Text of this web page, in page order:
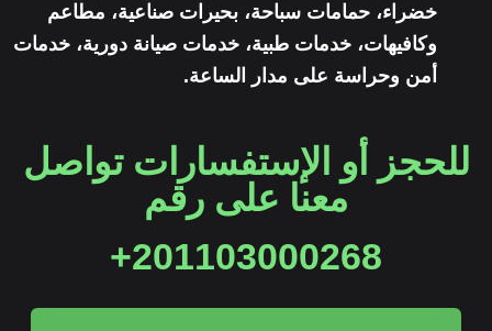
خضراء، حمامات سباحة، بحيرات صناعية، مطاعم
وكافيهات، خدمات طبية، خدمات صيانة دورية، خدمات
أمن وحراسة على مدار الساعة.
للحجز أو الإستفسارات تواصل
معنا على رقم
201103000268+